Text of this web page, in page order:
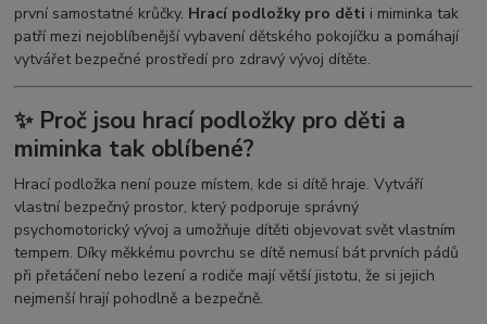
první samostatné krůčky. Hrací podložky pro děti i miminka tak
patří mezi nejoblíbenější vybavení dětského pokojíčku a pomáhají
vytvářet bezpečné prostředí pro zdravý vývoj dítěte.
✨ Proč jsou hrací podložky pro děti a
miminka tak oblíbené?
Hrací podložka není pouze místem, kde si dítě hraje. Vytváří
vlastní bezpečný prostor, který podporuje správný
psychomotorický vývoj a umožňuje dítěti objevovat svět vlastním
tempem. Díky měkkému povrchu se dítě nemusí bát prvních pádů
při přetáčení nebo lezení a rodiče mají větší jistotu, že si jejich
nejmenší hrají pohodlně a bezpečně.